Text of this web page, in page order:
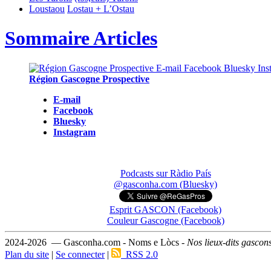
Loustaou Lostau + L’Ostau
Sommaire Articles
Région Gascogne Prospective
E-mail
Facebook
Bluesky
Instagram
Podcasts sur Ràdio País
@gasconha.com (Bluesky)
Esprit GASCON (Facebook)
Couleur Gascogne (Facebook)
2024-2026 — Gasconha.com - Noms e Lòcs - Nos lieux-dits
Plan du site | Se connecter| RSS 2.0